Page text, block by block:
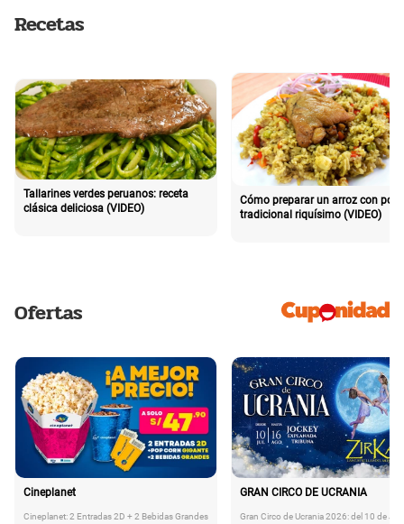
Recetas
Tallarines verdes peruanos: receta
clásica deliciosa (VIDEO)
Cómo preparar un arroz con pollo
tradicional riquísimo (VIDEO)
Ofertas
Cineplanet
Cineplanet: 2 Entradas 2D + 2 Bebidas Grandes
GRAN CIRCO DE UCRANIA
Gran Circo de Ucrania 2026: del 10 de